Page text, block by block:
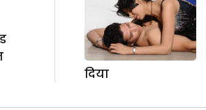
दिया